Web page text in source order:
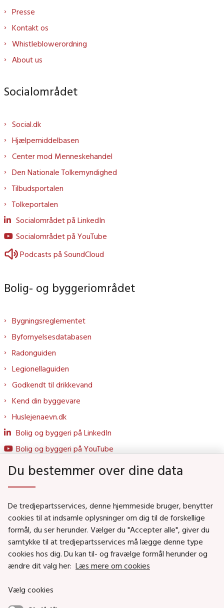
Presse
Kontakt os
Whistleblowerordning
About us
Socialområdet
Social.dk
Hjælpemiddelbasen
Center mod Menneskehandel
Den Nationale Tolkemyndighed
Tilbudsportalen
Tolkeportalen
Socialområdet på LinkedIn
Socialområdet på YouTube
Podcasts på SoundCloud
Bolig- og byggeriområdet
Bygningsreglementet
Byfornyelsesdatabasen
Radonguiden
Legionellaguiden
Godkendt til drikkevand
Kend din byggevare
Huslejenaevn.dk
Bolig og byggeri på LinkedIn
Bolig og byggeri på YouTube
Social- og Boligministeriet
Job i Social- og Boligstyrelsen
Puljer og tilskud
Nyhedsbreve
Social- og Boligstyrelsens nyheder som RSS feed
Du bestemmer over dine data
De tredjepartsservices, denne hjemmeside bruger, benytter
cookies til at indsamle oplysninger om dig til de forskellige
formål, du ser herunder. Vælger du "Accepter alle", giver du
samtykke til at tredjepartsservices må lægge denne type
cookies hos dig. Du kan til- og fravælge formål herunder og
ændre dit valg her: Læs mere om cookies
Vælg cookies